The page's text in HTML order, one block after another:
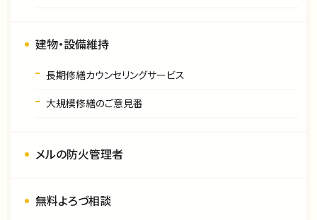
建物・設備維持
長期修繕カウンセリングサービス
大規模修繕のご意見番
メルの防火管理者
無料よろづ相談